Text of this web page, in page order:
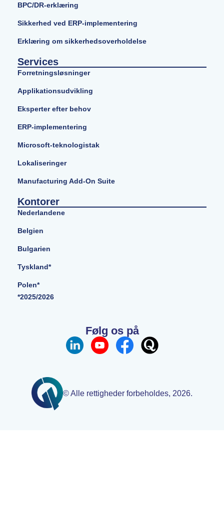
BPC/DR-erklæring
Sikkerhed ved ERP-implementering
Erklæring om sikkerhedsoverholdelse
Services
Forretningsløsninger
Applikationsudvikling
Eksperter efter behov
ERP-implementering
Microsoft-teknologistak
Lokaliseringer
Manufacturing Add-On Suite
Kontorer
Nederlandene
Belgien
Bulgarien
Tyskland*
Polen*
*2025/2026
Følg os på
© Alle rettigheder forbeholdes, 2026.